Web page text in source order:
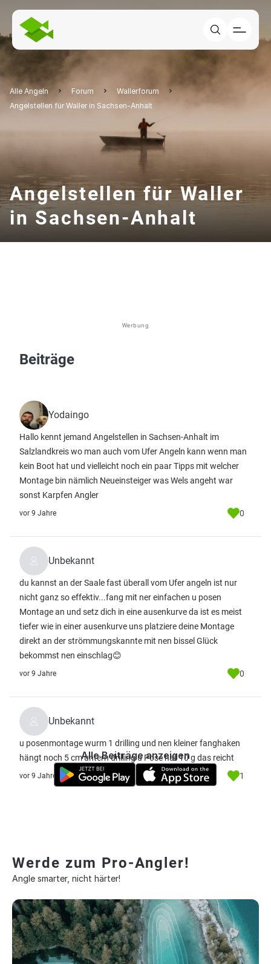
Alle Angeln Forum
Wallerforum
Angelstellen für Waller in Sachsen-Anhalt
Angelstellen für Waller
in Sachsen-Anhalt
Werbung
Beiträge
Yodaingo
Hallo kennt jemand Angelstellen in Sachsen-Anhalt im
Salzlandkreis wo man auch vom Ufer Angeln kann wenn man
kein Boot hat und vielleicht noch ein paar Tipps mit welcher
Montage bin nämlich Neueinsteiger was Wels angeht war
sonst Karpfen Angler
vor 9 Jahre 0
Unbekannt
du kannst an der Saale fast überall vom Ufer angeln ist nur
nicht ganz so effektiv...fang mit ner einfachen u posen
Montage an und setz dich in eine ausenkurve da ist es meist
tiefer wie in einer ausenkurve uns platziere deine Montage
direkt an der strömmungskannte mit nen bissel Glück
bekommst nen einschlag😊
vor 9 Jahre 0
Unbekannt
u posenmontage wurm 1 drilling und nen kleiner fanghaken
hängt noch 5 cm untern drilling u Pose hat 10 g das reicht
vor 9 Jahre 1
Alle Beiträge anzeigen
Werde zum Pro-Angler!
Angle smarter, nicht härter!